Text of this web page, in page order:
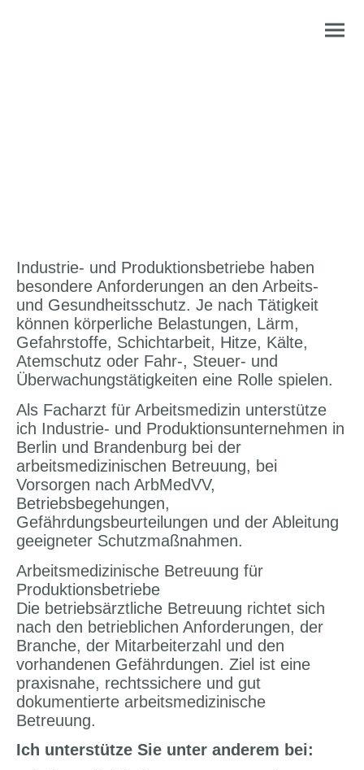
Industrie- und Produktionsbetriebe haben
besondere Anforderungen an den Arbeits-
und Gesundheitsschutz. Je nach Tätigkeit
können körperliche Belastungen, Lärm,
Gefahrstoffe, Schichtarbeit, Hitze, Kälte,
Atemschutz oder Fahr-, Steuer- und
Überwachungstätigkeiten eine Rolle spielen.
Als Facharzt für Arbeitsmedizin unterstütze
ich Industrie- und Produktionsunternehmen in
Berlin und Brandenburg bei der
arbeitsmedizinischen Betreuung, bei
Vorsorgen nach ArbMedVV,
Betriebsbegehungen,
Gefährdungsbeurteilungen und der Ableitung
geeigneter Schutzmaßnahmen.
Arbeitsmedizinische Betreuung für
Produktionsbetriebe
Die betriebsärztliche Betreuung richtet sich
nach den betrieblichen Anforderungen, der
Branche, der Mitarbeiterzahl und den
vorhandenen Gefährdungen. Ziel ist eine
praxisnahe, rechtssichere und gut
dokumentierte arbeitsmedizinische
Betreuung.
Ich unterstütze Sie unter anderem bei: